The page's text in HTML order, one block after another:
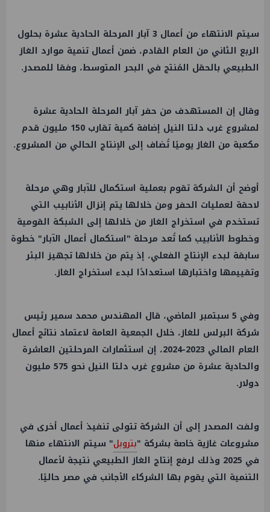
سيتم الانتهاء من أعمال 3 آبار المرحلة الحادية عشرة بحلول
الربع الثاني من العام القادم، ضمن أعمال تنمية موارد الغاز
الطبيعي بالحقل المُنتج في البحر المتوسط، وفقا للمصدر.
وقال إن المستهدف من حفر آبار المرحلة الحادية عشرة
لمشروع غرب دلتا النيل إضافة كمية تقارب 150 مليون قدم
مكعبة من الغاز يوميًا تُضاف إلى الإنتاج الحالي من المشروع.
أوضح أن الشركة تقوم بعملية استكمال للآبار وهي مرحلة
لاحقة لعمليات الحفر ومن خلالها يتم إنزال الأنابيب التي
تستخدم في استخراج الغاز من خلالها إلى الشبكة القومية
وخطوط الأنابيب كما تُعد مرحلة "استكمال أعمال الآبار" خطوة
سابقة لبدء الإنتاج الفعلي، إذ يتم من خلالها تجهيز البئر
وتقييمها واختبارها استعدادًا لبدء استخراج الغاز.
وفي 5 سبتمبر الماضي، قال المهندس محمد سمير رئيس
شركة البرلس للغاز، خلال الجمعية العامة لاعتماد نتائج أعمال
العام المالي 2023-2024، إن استثمارات المرحلتين العاشرة
والحادية عشرة من مشروع غرب دلتا النيل نحو 575 مليون
دولار.
ولفت المصدر إلى أن الشركة تتولى تنفيذ أعمال أخرى في
مشروعات غازية خاصة بشركة "بتروبل" سيتم الانتهاء منها
في 2025 وذلك لرفع إنتاج الغاز الطبيعي نتيجة لأعمال
التنمية التي يقوم بها الشركاء الأجانب في مصر حاليًا.